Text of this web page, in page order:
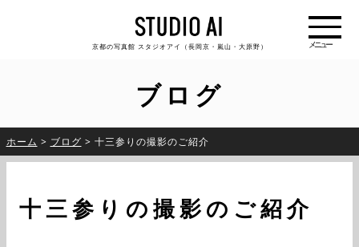
京都の写真館 スタジオアイ（長岡京・嵐山・大原野）
ブログ
ホーム > ブログ > 十三参りの撮影のご紹介
十三参りの撮影のご紹介